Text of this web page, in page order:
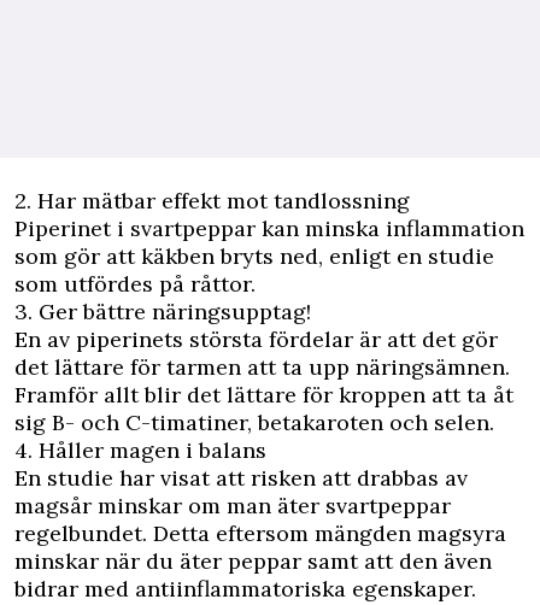
2. Har mätbar effekt mot tandlossning
Piperinet i svartpeppar kan minska inflammation
som gör att käkben bryts ned, enligt en studie
som utfördes på råttor.
3. Ger bättre näringsupptag!
En av piperinets största fördelar är att det gör
det lättare för tarmen att ta upp näringsämnen.
Framför allt blir det lättare för kroppen att ta åt
sig B- och C-timatiner, betakaroten och selen.
4. Håller magen i balans
En studie har visat att risken att drabbas av
magsår minskar om man äter svartpeppar
regelbundet. Detta eftersom mängden magsyra
minskar när du äter peppar samt att den även
bidrar med antiinflammatoriska egenskaper.